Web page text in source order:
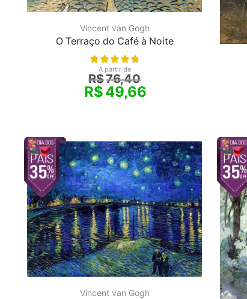
Vincent van Gogh
O Terraço do Café à Noite
A partir de
R$76,40
R$49,66
Vincent van Gogh